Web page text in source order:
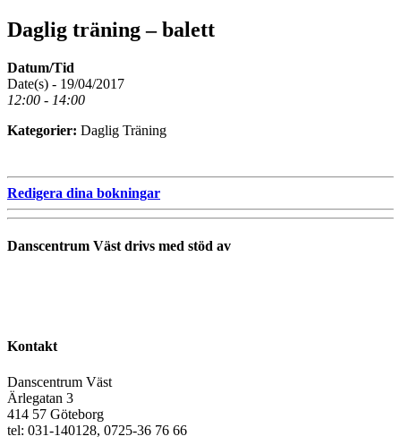
Daglig träning – balett
Datum/Tid
Date(s) - 19/04/2017
12:00 - 14:00
Kategorier: Daglig Träning
Redigera dina bokningar
Danscentrum Väst drivs med stöd av
Kontakt
Danscentrum Väst
Ärlegatan 3
414 57 Göteborg
tel: 031-140128, 0725-36 76 66